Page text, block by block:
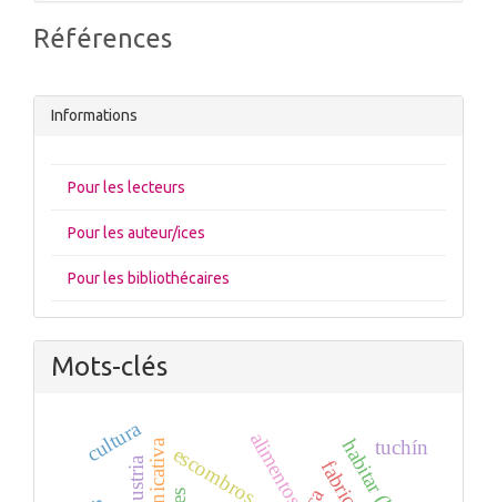
Références
Informations
Pour les lecteurs
Pour les auteur/ices
Pour les bibliothécaires
Mots-clés
escombrosalimentos tuchín
cultura